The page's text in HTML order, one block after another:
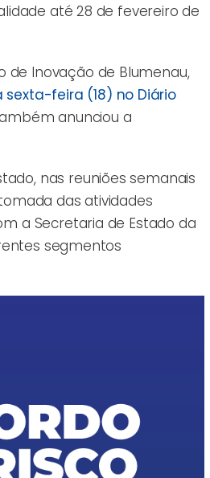
até 28 de fevereiro de
de Inovação de Blumenau,
feira (18) no Diário
anunciou a
nas reuniões semanais
das atividades
a Secretaria de Estado da
segmentos